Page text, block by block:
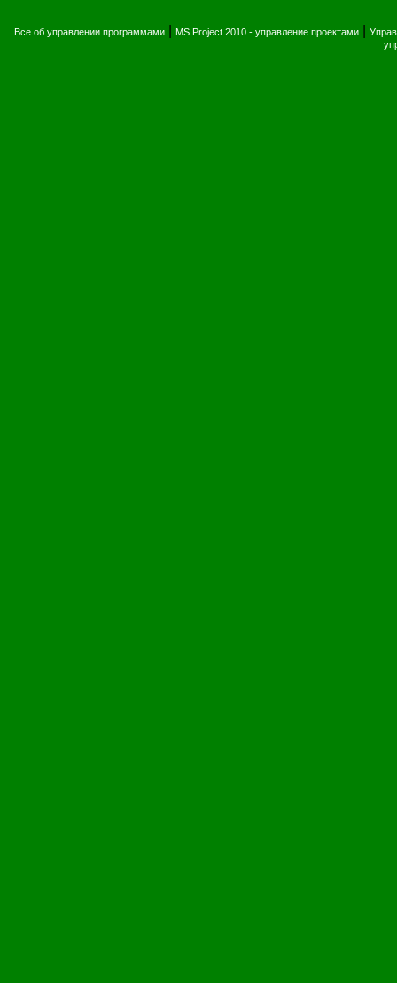
Все об управлении программами MS Project 2010 - управление проектами